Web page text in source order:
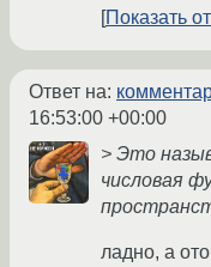
Показать
Ответ на:
16:53:00 +00:00
> Это
числовая
ладно, а